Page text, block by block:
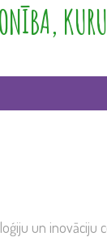
un inovāciju